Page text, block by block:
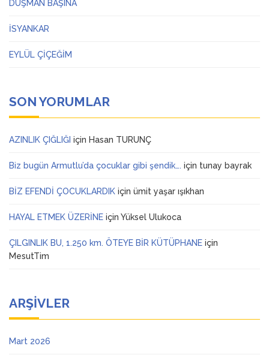
DÜŞMAN BAŞINA
İSYANKAR
EYLÜL ÇİÇEĞİM
SON YORUMLAR
AZINLIK ÇIĞLIĞI için Hasan TURUNÇ
Biz bugün Armutlu’da çocuklar gibi şendik…. için tunay bayrak
BİZ EFENDİ ÇOCUKLARDIK için ümit yaşar ışıkhan
HAYAL ETMEK ÜZERİNE için Yüksel Ulukoca
ÇILGINLIK BU, 1.250 km. ÖTEYE BİR KÜTÜPHANE için
MesutTim
ARŞIVLER
Mart 2026